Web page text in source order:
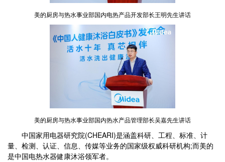
美的厨房与热水事业部国内电热产品开发部长王明先生讲话
美的厨房与热水事业部国内热水产品管理部长吴嘉先生讲话
中国家用电器研究院(CHEARI)是涵盖科研、工程、标准、计
量、检测、认证、信息、传媒等业务的国家级权威科研机构;而美的
是中国电热水器健康沐浴领军者。